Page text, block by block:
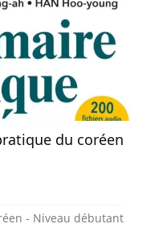
du coréen
- Niveau débutant